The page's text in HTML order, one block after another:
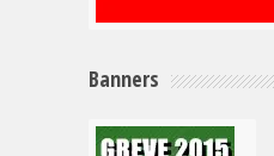
Banners